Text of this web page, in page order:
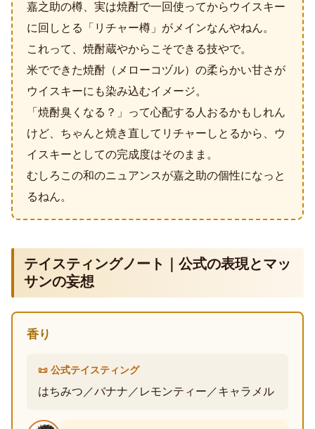
嘉之助の樽、実は焼酎で一回使ってからウイスキー
に回しとる「リチャー樽」がメインなんやねん。
これって、焼酎蔵やからこそできる技やで。
米でできた焼酎（メローコヅル）の柔らかい甘さが
ウイスキーにも染み込むイメージ。
「焼酎臭くなる？」って心配する人おるかもしれん
けど、ちゃんと焼き直してリチャーしとるから、ウ
イスキーとしての完成度はそのまま。
むしろこの和のニュアンスが嘉之助の個性になっと
るねん。
テイスティングノート｜公式の表現とマッ
サンの妄想
香り
📜 公式テイスティング
はちみつ／バナナ／レモンティー／キャラメル